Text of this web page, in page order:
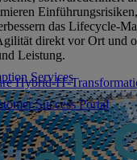
Services
Success Portal
das Lifecycle-
direkt vor Ort und
Leistung.
Hybrid-IT-